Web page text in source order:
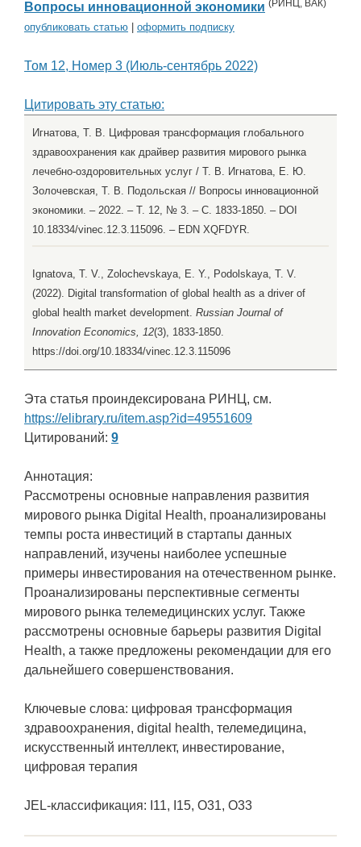
Вопросы инновационной экономики (РИНЦ, ВАК)
опубликовать статью оформить подписку
Том 12, Номер 3 (Июль-сентябрь 2022)
Цитировать эту статью:
Игнатова, Т. В. Цифровая трансформация глобального
здравоохранения как драйвер развития мирового рынка
лечебно-оздоровительных услуг / Т. В. Игнатова, Е. Ю.
Золочевская, Т. В. Подольская // Вопросы инновационной
экономики. – 2022. – Т. 12, № 3. – С. 1833-1850. – DOI
10.18334/vinec.12.3.115096. – EDN XQFDYR.
Ignatova, T. V., Zolochevskaya, E. Y., Podolskaya, T. V.
(2022). Digital transformation of global health as a driver of
global health market development. Russian Journal of
Innovation Economics, 12(3), 1833-1850.
https://doi.org/10.18334/vinec.12.3.115096
Эта статья проиндексирована РИНЦ, см.
https://elibrary.ru/item.asp?id=49551609
Цитирований: 9
Аннотация:
Рассмотрены основные направления развития
мирового рынка Digital Health, проанализированы
темпы роста инвестиций в стартапы данных
направлений, изучены наиболее успешные
примеры инвестирования на отечественном рынке.
Проанализированы перспективные сегменты
мирового рынка телемедицинских услуг. Также
рассмотрены основные барьеры развития Digital
Health, а также предложены рекомендации для его
дальнейшего совершенствования.
Ключевые слова: цифровая трансформация
здравоохранения, digital health, телемедицина,
искусственный интеллект, инвестирование,
цифровая терапия
JEL-классификация: I11, I15, O31, O33